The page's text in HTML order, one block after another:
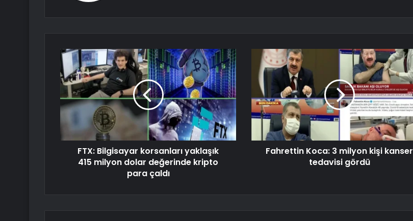
FTX: Bilgisayar korsanları yaklaşık
415 milyon dolar değerinde kripto
para çaldı
Fahrettin Koca: 3 milyon kişi kanser
tedavisi gördü